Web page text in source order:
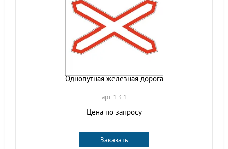
Однопутная железная дорога
арт. 1.3.1
Цена по запросу
Заказать